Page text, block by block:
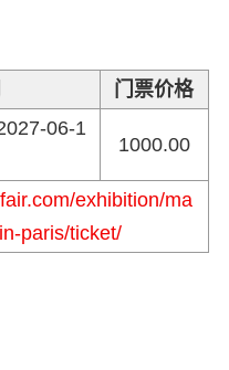
门票价格
06-1
1000.00
exhibition/ma
paris/ticket/